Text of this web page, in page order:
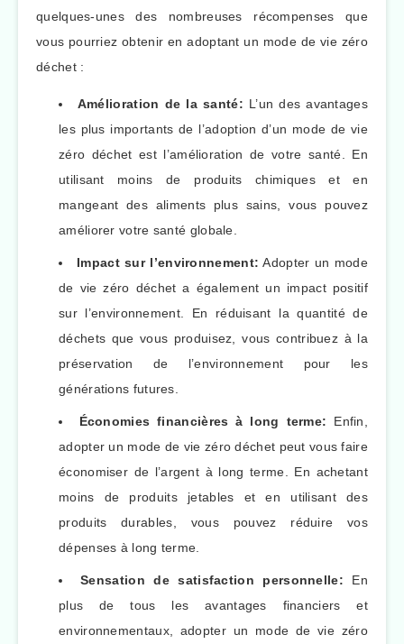
quelques-unes des nombreuses récompenses que
vous pourriez obtenir en adoptant un mode de vie zéro
déchet :
Amélioration de la santé: L’un des avantages
les plus importants de l’adoption d’un mode de vie
zéro déchet est l’amélioration de votre santé. En
utilisant moins de produits chimiques et en
mangeant des aliments plus sains, vous pouvez
améliorer votre santé globale.
Impact sur l’environnement: Adopter un mode
de vie zéro déchet a également un impact positif
sur l’environnement. En réduisant la quantité de
déchets que vous produisez, vous contribuez à la
préservation de l’environnement pour les
générations futures.
Économies financières à long terme: Enfin,
adopter un mode de vie zéro déchet peut vous faire
économiser de l’argent à long terme. En achetant
moins de produits jetables et en utilisant des
produits durables, vous pouvez réduire vos
dépenses à long terme.
Sensation de satisfaction personnelle: En
plus de tous les avantages financiers et
environnementaux, adopter un mode de vie zéro